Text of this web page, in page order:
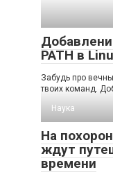
PATH в
Забудь про
твоих команд.
Наука
На
ждут
времени